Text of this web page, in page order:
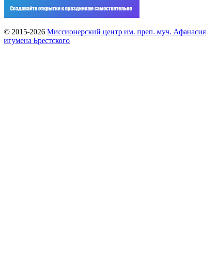
© 2015-2026 Миссионерский центр им. преп. муч. Афанасия
игумена Брестского